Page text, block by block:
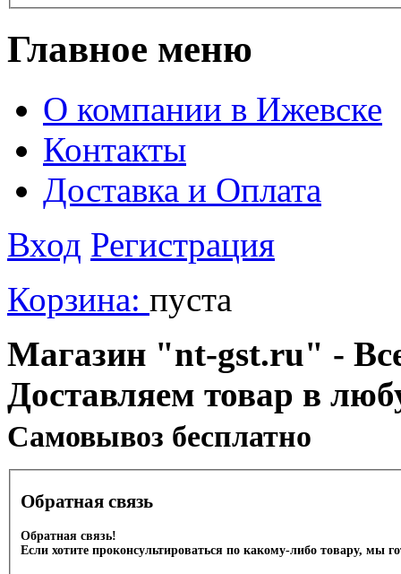
Главное меню
О компании в Ижевске
Контакты
Доставка и Оплата
Вход Регистрация
Корзина: пуста
Магазин "nt-gst.ru" -
Доставляем товар в
Cамовывоз бесплатно
Обратная связь
Обратная связь!
Если хотите проконсультироваться по какому-либо товару, мы